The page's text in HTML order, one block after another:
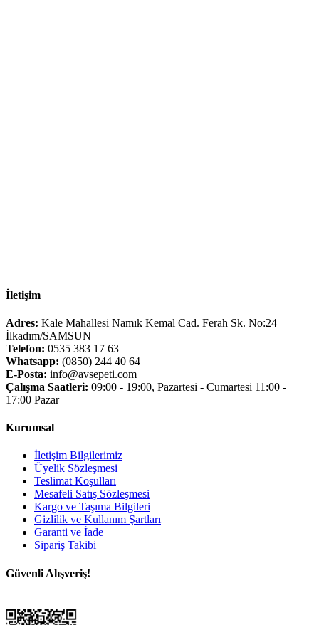
İletişim
Adres: Kale Mahallesi Namık Kemal Cad. Ferah Sk. No:24
İlkadım/SAMSUN
Telefon: 0535 383 17 63
Whatsapp: (0850) 244 40 64
E-Posta: info@avsepeti.com
Çalışma Saatleri: 09:00 - 19:00, Pazartesi - Cumartesi 11:00 -
17:00 Pazar
Kurumsal
İletişim Bilgilerimiz
Üyelik Sözleşmesi
Teslimat Koşulları
Mesafeli Satış Sözleşmesi
Kargo ve Taşıma Bilgileri
Gizlilik ve Kullanım Şartları
Garanti ve İade
Sipariş Takibi
Güvenli Alışveriş!